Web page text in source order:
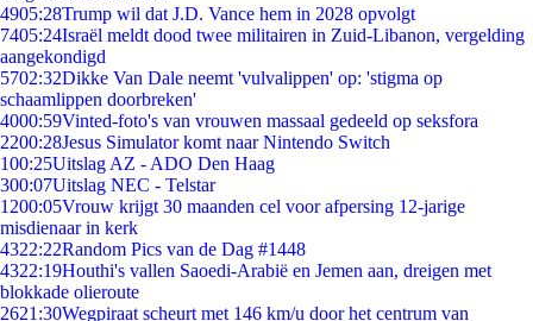
4905:28Trump wil dat J.D. Vance hem in 2028 opvolgt
7405:24Israël meldt dood twee militairen in Zuid-Libanon, vergelding
aangekondigd
5702:32Dikke Van Dale neemt 'vulvalippen' op: 'stigma op
schaamlippen doorbreken'
4000:59Vinted-foto's van vrouwen massaal gedeeld op seksfora
2200:28Jesus Simulator komt naar Nintendo Switch
100:25Uitslag AZ - ADO Den Haag
300:07Uitslag NEC - Telstar
1200:05Vrouw krijgt 30 maanden cel voor afpersing 12-jarige
misdienaar in kerk
4322:22Random Pics van de Dag #1448
4322:19Houthi's vallen Saoedi-Arabië en Jemen aan, dreigen met
blokkade olieroute
2621:30Wegpiraat scheurt met 146 km/u door het centrum van